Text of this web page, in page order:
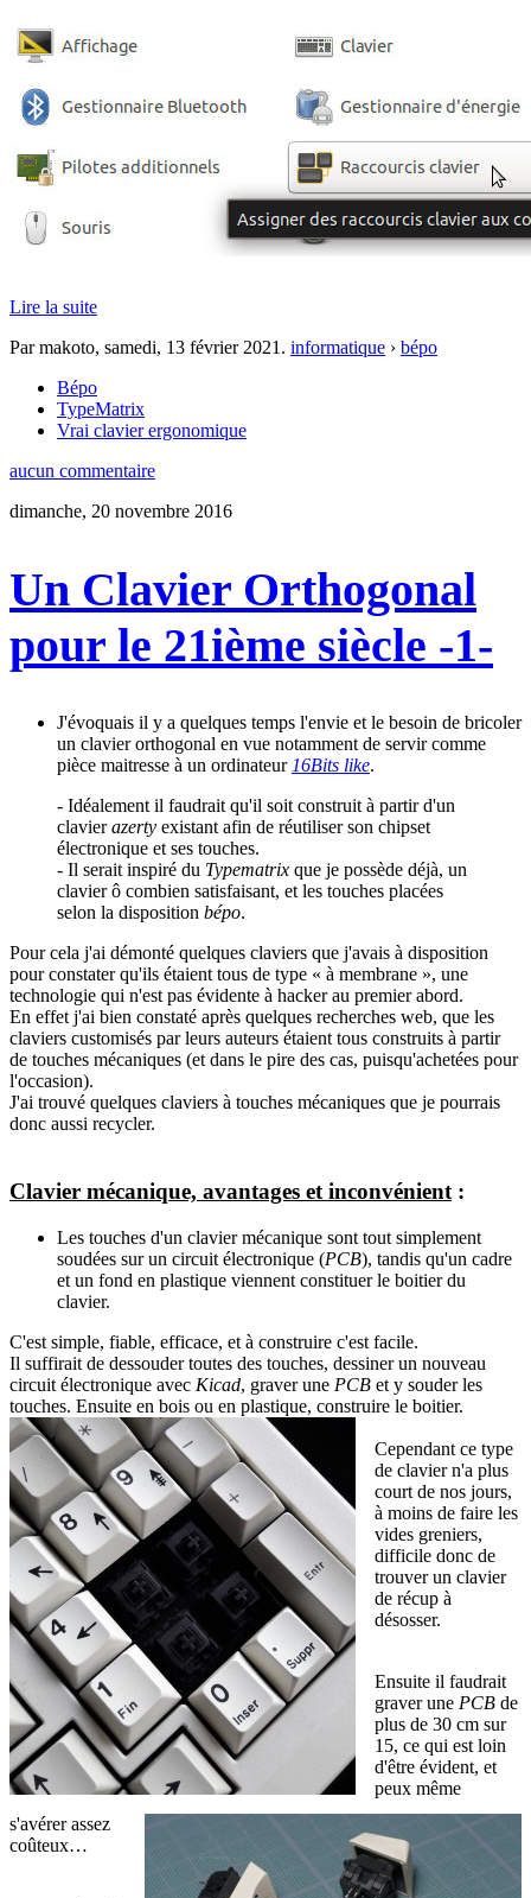
Lire la suite
Par makoto, samedi, 13 février 2021 . informatique › bépo
Bépo
TypeMatrix
Vrai clavier ergonomique
aucun commentaire
dimanche, 20 novembre 2016
Un Clavier Orthogonal
pour le 21ième siècle -1-
J'évoquais il y a quelques temps l'envie et le besoin de bricoler
un clavier orthogonal en vue notamment de servir comme
pièce maitresse à un ordinateur 16Bits like.
- Idéalement il faudrait qu'il soit construit à partir d'un
clavierazerty existant afin de réutiliser son chipset
électronique et ses touches.
- Il serait inspiré du Typematrix que je possède déjà, un
clavier ô combien satisfaisant, et les touches placées
selon la disposition bépo.
Pour cela j'ai démonté quelques claviers que j'avais à disposition
pour constater qu'ils étaient tous de type « à membrane », une
technologie qui n'est pas évidente à hacker au premier abord.
En effet j'ai bien constaté après quelques recherches web, que les
claviers customisés par leurs auteurs étaient tous construits à partir
de touches mécaniques (et dans le pire des cas, puisqu'achetées pour
l'occasion).
J'ai trouvé quelques claviers à touches mécaniques que je pourrais
donc aussi recycler.
Clavier mécanique, avantages et inconvénient :
Les touches d'un clavier mécanique sont tout simplement
soudées sur un circuit électronique (PCB), tandis qu'un cadre
et un fond en plastique viennent constituer le boitier du
clavier.
C'est simple, fiable, efficace, et à construire c'est facile.
Il suffirait de dessouder toutes des touches, dessiner un nouveau
circuit électronique avec Kicad, graver une PCB et y souder les
touches. Ensuite en bois ou en plastique, construire le boitier.
Cependant ce type
de clavier n'a plus
court de nos jours,
à moins de faire les
vides greniers,
difficile donc de
trouver un clavier
de récup à
désosser.
Ensuite il faudrait
graver une PCB de
plus de 30 cm sur
15, ce qui est loin
d'être évident, et
peux même
s'avérer assez
coûteux…